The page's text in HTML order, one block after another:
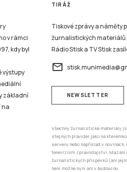
v rámci
kdy byl
výstupy
základní
na
TIRÁŽ
Tiskové zprávy a náměty
žurnalistických materiálů
Rádio Stisk a TV Stisk
email
NEWSLETTER
Všechny žurnalistické materiály
stejných pravidel jako na
serveru nebo například v
televizním zpravodajství. Mazání
žurnalistických příspěvků (ani
není možné nyní ani v budoucnu.